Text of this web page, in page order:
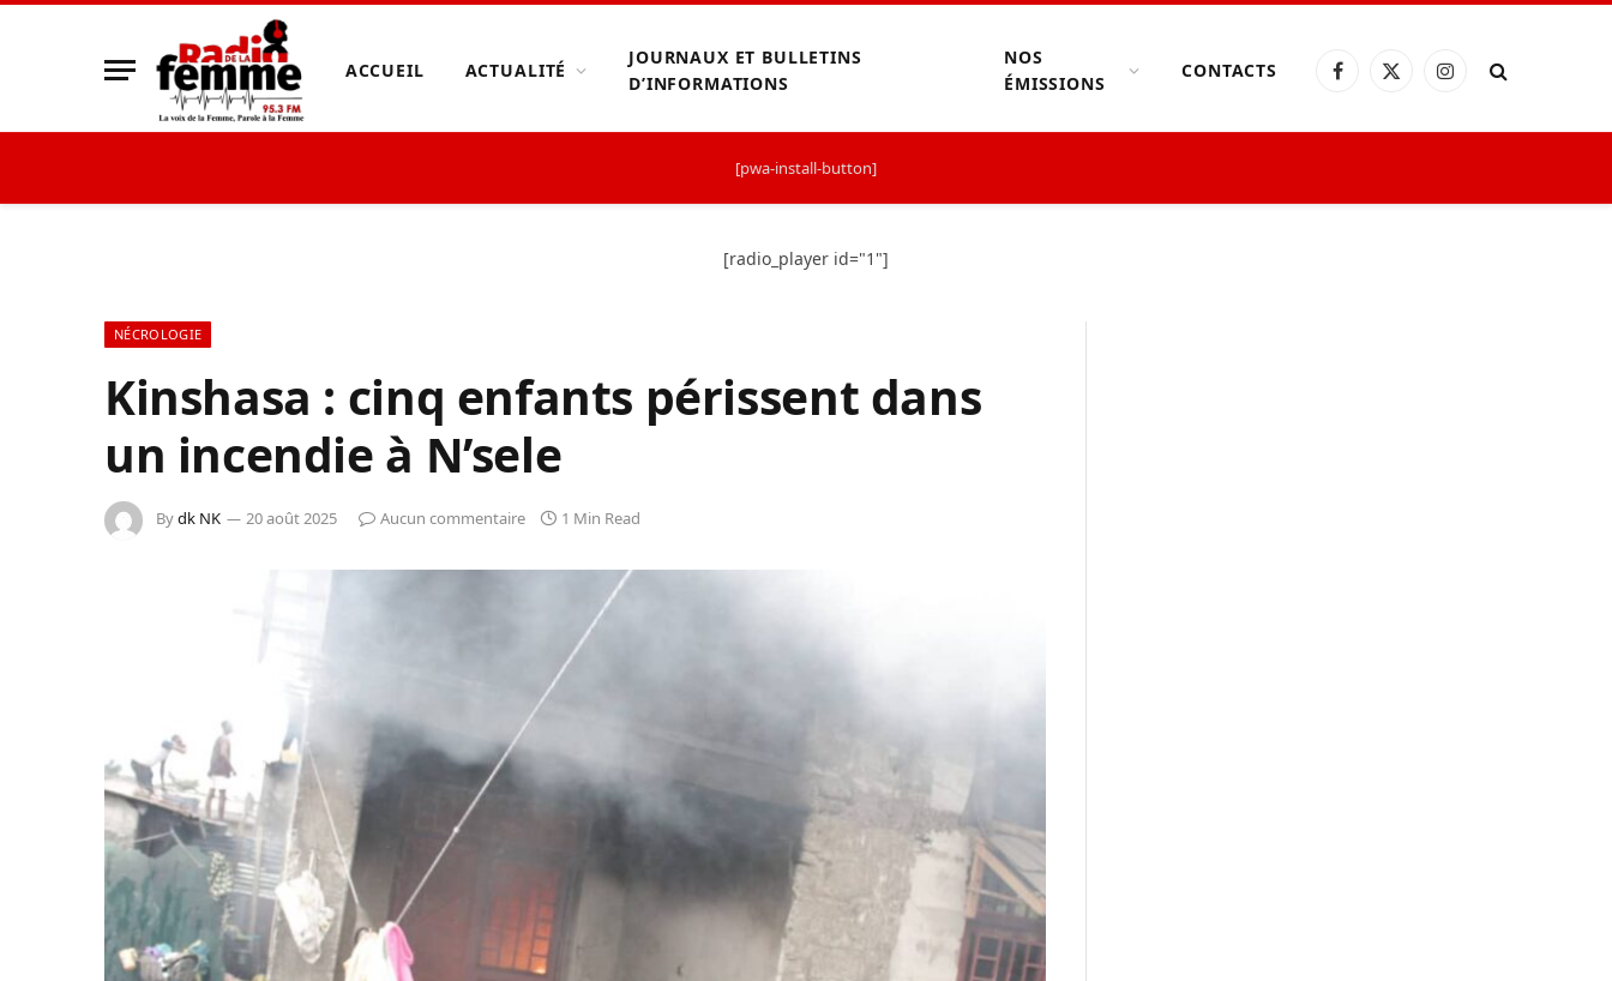
ACCUEIL ACTUALITÉ
JOURNAUX ET BULLETINS
D’INFORMATIONS
NOS
ÉMISSIONS
CONTACTS Facebook
X
Instagram
[pwa-install-button]
[radio_player id="1"]
NÉCROLOGIE
Kinshasa : cinq enfants périssent dans
un incendie à N’sele
Bydk NK 20 août 2025 Aucun commentaire 1 Min Read